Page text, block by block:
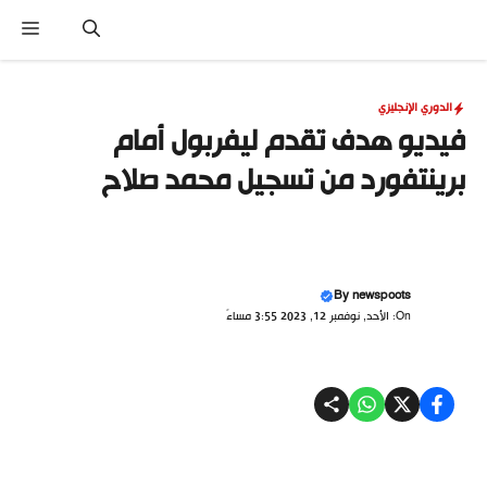
المحتوى
الدوري الإنجليزي
فيديو هدف تقدم ليفربول أمام
برينتفورد من تسجيل محمد صلاح
Bynewspoots
On: الأحد, نوفمبر 12, 2023 3:55 مساءً